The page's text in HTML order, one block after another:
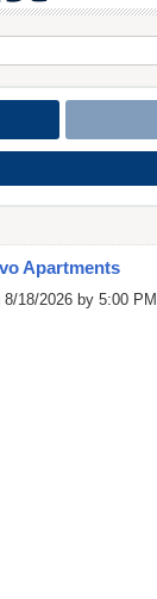
Apartments
18/2026 by 5:00 PM